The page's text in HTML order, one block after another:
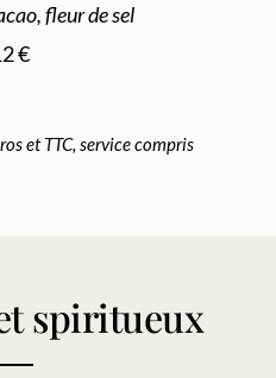
fleur de sel
€
et TTC, service compris
spiritueux